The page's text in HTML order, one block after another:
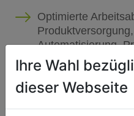
Optimierte
Automatisierung,
Flexible
geringere
KI-gestützter
Ihre Wahl
dieser Webseite